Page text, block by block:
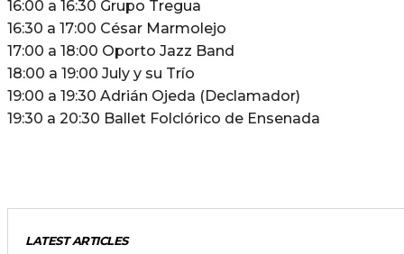
16:00 a 16:30 Grupo Tregua
16:30 a 17:00 César Marmolejo
17:00 a 18:00 Oporto Jazz Band
18:00 a 19:00 July y su Trío
19:00 a 19:30 Adrián Ojeda (Declamador)
19:30 a 20:30 Ballet Folclórico de Ensenada
LATEST ARTICLES